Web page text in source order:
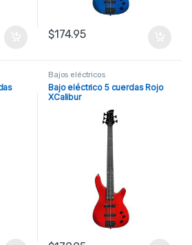
$174.95
Bajos eléctricos
Bajo eléctrico 5 cuerdas Rojo
XCalibur